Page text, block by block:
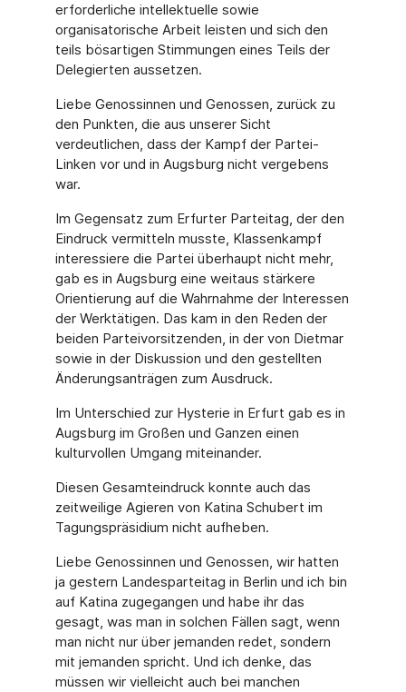
erforderliche intellektuelle sowie
organisatorische Arbeit leisten und sich den
teils bösartigen Stimmungen eines Teils der
Delegierten aussetzen.
Liebe Genossinnen und Genossen, zurück zu
den Punkten, die aus unserer Sicht
verdeutlichen, dass der Kampf der Partei-
Linken vor und in Augsburg nicht vergebens
war.
Im Gegensatz zum Erfurter Parteitag, der den
Eindruck vermitteln musste, Klassenkampf
interessiere die Partei überhaupt nicht mehr,
gab es in Augsburg eine weitaus stärkere
Orientierung auf die Wahrnahme der Interessen
der Werktätigen. Das kam in den Reden der
beiden Parteivorsitzenden, in der von Dietmar
sowie in der Diskussion und den gestellten
Änderungsanträgen zum Ausdruck.
Im Unterschied zur Hysterie in Erfurt gab es in
Augsburg im Großen und Ganzen einen
kulturvollen Umgang miteinander.
Diesen Gesamteindruck konnte auch das
zeitweilige Agieren von Katina Schubert im
Tagungspräsidium nicht aufheben.
Liebe Genossinnen und Genossen, wir hatten
ja gestern Landesparteitag in Berlin und ich bin
auf Katina zugegangen und habe ihr das
gesagt, was man in solchen Fällen sagt, wenn
man nicht nur über jemanden redet, sondern
mit jemanden spricht. Und ich denke, das
müssen wir vielleicht auch bei manchen